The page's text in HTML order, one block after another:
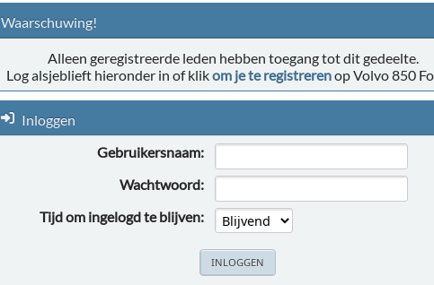
Waarschuwing!
Alleen geregistreerde leden hebben toegang tot dit gedeelte.
Log alsjeblieft hieronder in of klikom je te registrerenop Volvo 850
Inloggen
Gebruikersnaam:
Wachtwoord:
Tijd om ingelogd te blijven: